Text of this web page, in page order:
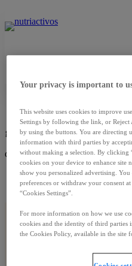
al
contenido
Alimentación
El cáncer, en general,se
generalizada. Entre otras
equilibrio inflamatoriode
qué alimentos es importante
alimentación saludable, y
su capacidad inflamatoria y
nutricional y
Dra. Verónica
Hospital San
Your privacy is important to
This website uses cookies to improve
Settings by following the link, or
by using the buttons. You are directing
information with third parties by
without making a selection. By clicking
cookies on your device to enhance site
show you personalized advertising.
preferences or withdraw your consent
“Cookies Settings”.
For more information on how we use
cookies and the identity of third parties
the Cookies Policy, available in the site